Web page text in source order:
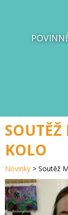
KOLO
Novinky > Soutěž